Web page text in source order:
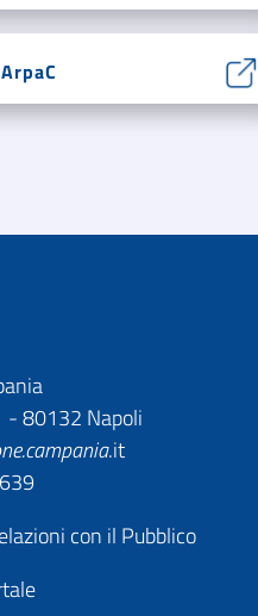
ArpaC
- 80132 Napoli
.it
con il Pubblico